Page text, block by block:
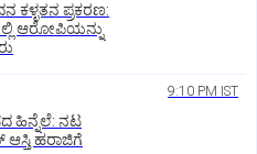
ಕಳ್ಳತನ ಪ್ರಕರಣ:
ಆರೋಪಿಯನ್ನು
9:10 PM IST
ಹಿನ್ನೆಲೆ: ನಟ
ಹರಾಜಿಗೆ